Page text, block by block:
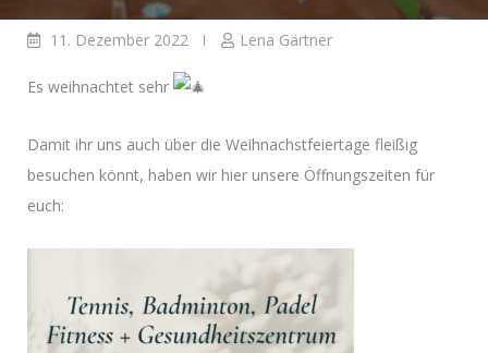
11. Dezember 2022 Lena Gärtner
Es weihnachtet sehr
Damit ihr uns auch über die Weihnachstfeiertage fleißig
besuchen könnt, haben wir hier unsere Öffnungszeiten für
euch: